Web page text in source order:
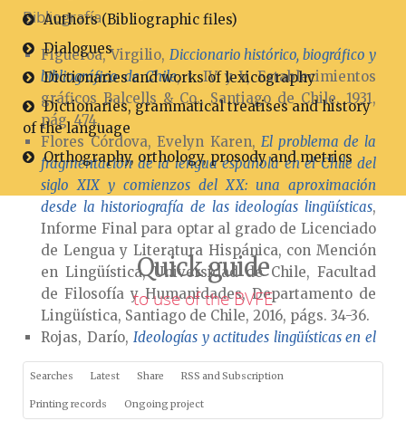
Bibliografía
Figueroa, Virgilio, Diccionario histórico, biográfico y
bibliográfico de Chile, t. IV y V, Establecimientos
gráficos Balcells & Co., Santiago de Chile, 1931,
pág. 474.
Flores Córdova, Evelyn Karen,El problema de la
fragmentación de la lengua española en el Chile del
siglo XIX y comienzos del XX: una aproximación
desde la historiografía de las ideologías lingüísticas,
Informe Final para optar al grado de Licenciado
de Lengua y Literatura Hispánica, con Mención
en Lingüística, Universidad de Chile, Facultad
de Filosofía y Humanidades, Departamento de
Lingüística, Santiago de Chile, 2016, págs. 34-36.
Rojas, Darío,Ideologías y actitudes lingüísticas en el
Chile hispanohablante de la segunda mitad del siglo
XIX, tesis doctoral presentada en la Universidad
de Valladolid, Facultad de Filosofía y Letras,
Authors (Bibliographic files)
Dialogues
Dictionaries and works of lexicography
Dictionaries, grammatical treatises and history
of the language
Orthography, orthology, prosody and metrics
Quick guide
to use of the BVFE
Searches Latest Share RSS and Subscription
Printing records Ongoing project